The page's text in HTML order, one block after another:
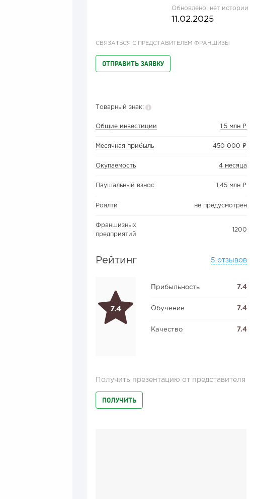
Обновлено: нет истории
11.02.2025
СВЯЗАТЬСЯ С ПРЕДСТАВИТЕЛЕМ ФРАНШИЗЫ
ОТПРАВИТЬ ЗАЯВКУ
Товарный знак:
Общие инвестиции 1,5 млн ₽
Месячная прибыль 450 000 ₽
Окупаемость 4 месяца
Паушальный взнос 1,45 млн ₽
Роялти не предусмотрен
Франшизных
предприятий
1200
Рейтинг 5 отзывов
7.4
Прибыльность 7.4
Обучение 7.4
Качество 7.4
Получить презентацию от представителя
ПОЛУЧИТЬ